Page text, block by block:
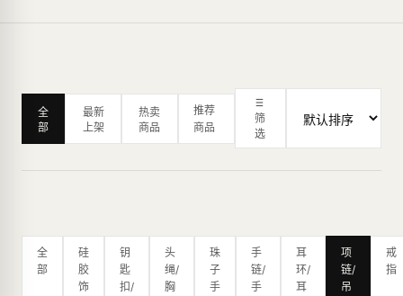
全
部
最新
上架
热卖
商品
推荐
商品
筛
选
全
部
硅
胶
饰
钥
匙
扣/
头
绳/
胸
珠
子
手
手
链/
手
耳
环/
耳
项
链/
吊
戒
指